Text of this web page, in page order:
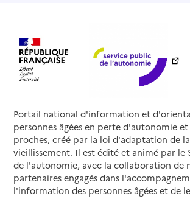
Portail national d'information et
personnes âgées en perte d'autonomie
proches, créé par la loi d'adaptation de
vieillissement. Il est édité et animé par le
de l'autonomie, avec la collaboration de
partenaires engagés dans
l'information des personnes âgées et de